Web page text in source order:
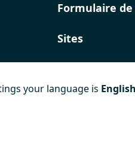
Formulaire
Sites
your language is English